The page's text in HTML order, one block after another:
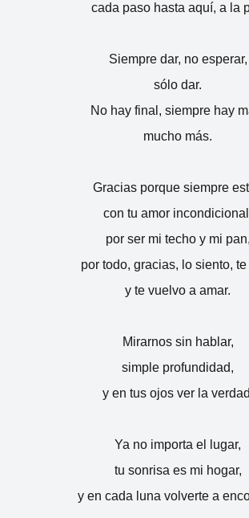
cada paso hasta aquí, a la
Siempre dar, no esperar,
sólo dar.
No hay final, siempre hay
mucho más.
Gracias porque siempre
con tu amor
por ser mi techo y mi pan,
por todo, gracias, lo siento,
y te vuelvo a amar.
Mirarnos sin hablar,
simple profundidad,
y en tus ojos ver la
Ya no importa el lugar,
tu sonrisa es mi hogar,
y en cada luna volverte a